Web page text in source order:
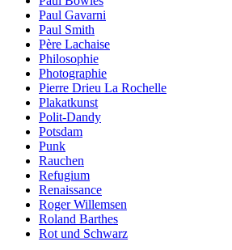
Paul Gavarni
Paul Smith
Père Lachaise
Philosophie
Photographie
Pierre Drieu La Rochelle
Plakatkunst
Polit-Dandy
Potsdam
Punk
Rauchen
Refugium
Renaissance
Roger Willemsen
Roland Barthes
Rot und Schwarz